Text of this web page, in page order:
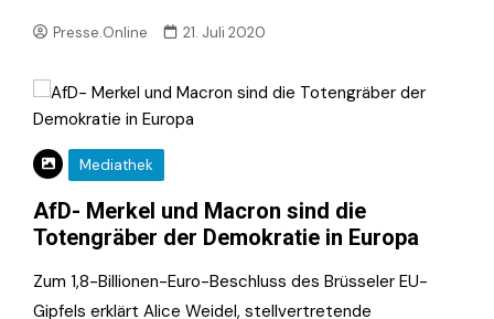
Presse.Online 21. Juli 2020
Mediathek
AfD- Merkel und Macron sind die
Totengräber der Demokratie in Europa
Zum 1,8-Billionen-Euro-Beschluss des Brüsseler EU-
Gipfels erklärt Alice Weidel, stellvertretende